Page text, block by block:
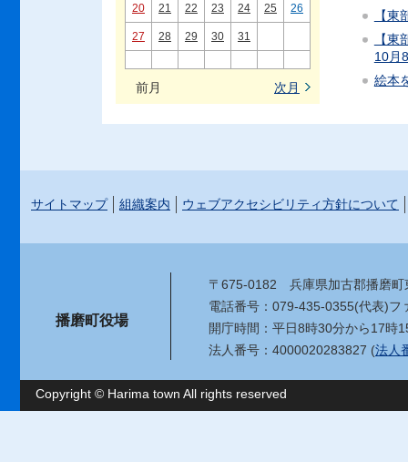
20 21 22 23 24 25 26
27 28 29 30 31
前月 次月
【
【
10月
絵本
サイトマップ 組織案内 ウェブアクセシビリティ方針について
播磨町役場
〒675-0182 兵庫県加古郡播磨
電話番号：079-435-0355(代表)フ
開庁時間：平日8時30分から17時
法人番号：4000020283827 (法人
Copyright © Harima town All rights reserved